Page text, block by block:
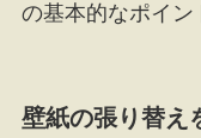
の基本的なポイン
壁紙の張り替え